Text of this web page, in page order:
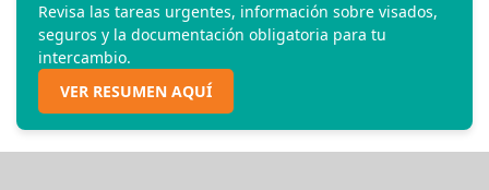
Revisa las tareas urgentes, información sobre visados,
seguros y la documentación obligatoria para tu
intercambio.
VER RESUMEN AQUÍ